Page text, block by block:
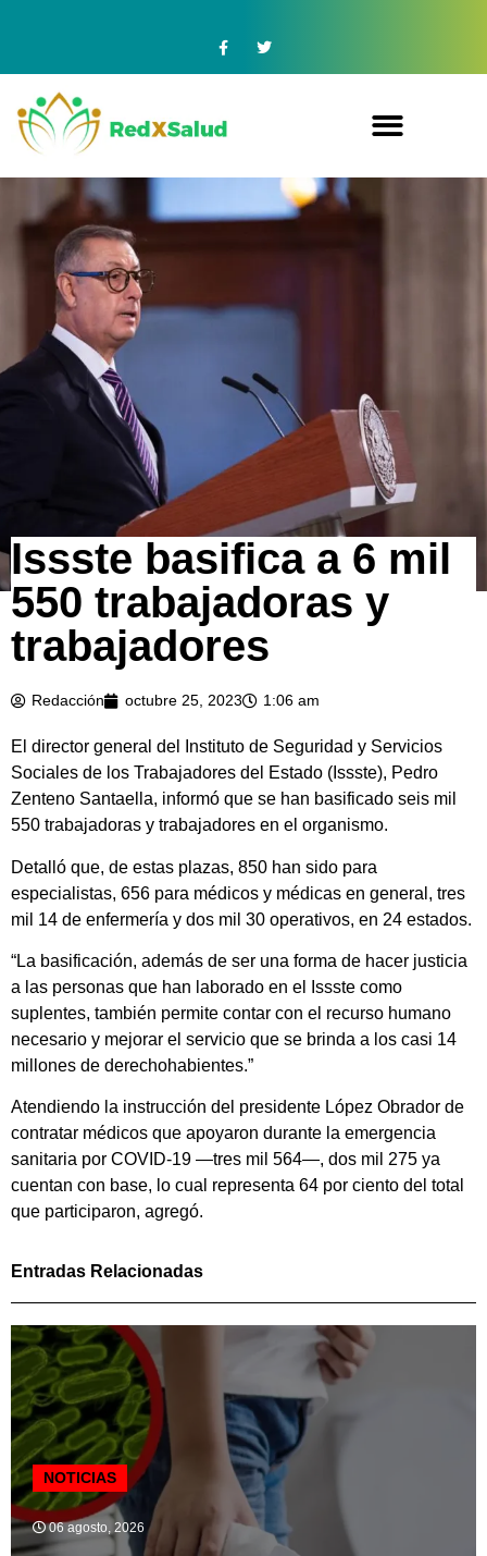
Issste basifica a 6 mil
550 trabajadoras y
trabajadores
Redacción octubre 25, 2023 1:06 am
El director general del Instituto de Seguridad y Servicios
Sociales de los Trabajadores del Estado (Issste), Pedro
Zenteno Santaella, informó que se han basificado seis mil
550 trabajadoras y trabajadores en el organismo.
Detalló que, de estas plazas, 850 han sido para
especialistas, 656 para médicos y médicas en general, tres
mil 14 de enfermería y dos mil 30 operativos, en 24 estados.
“La basificación, además de ser una forma de hacer justicia
a las personas que han laborado en el Issste como
suplentes, también permite contar con el recurso humano
necesario y mejorar el servicio que se brinda a los casi 14
millones de derechohabientes.”
Atendiendo la instrucción del presidente López Obrador de
contratar médicos que apoyaron durante la emergencia
sanitaria por COVID-19 —tres mil 564—, dos mil 275 ya
cuentan con base, lo cual representa 64 por ciento del total
que participaron, agregó.
Entradas Relacionadas
NOTICIAS
06 agosto, 2026